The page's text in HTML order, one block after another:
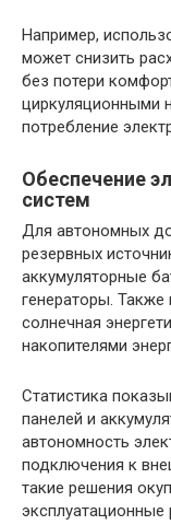
Например,
может снизить
без потери
циркуляционными
потребление
Обеспечение
систем
Для автономных
резервных
аккумуляторные
генераторы. Также
солнечная
накопителями
Статистика
панелей и
автономность
подключения к
такие решения
эксплуатационные